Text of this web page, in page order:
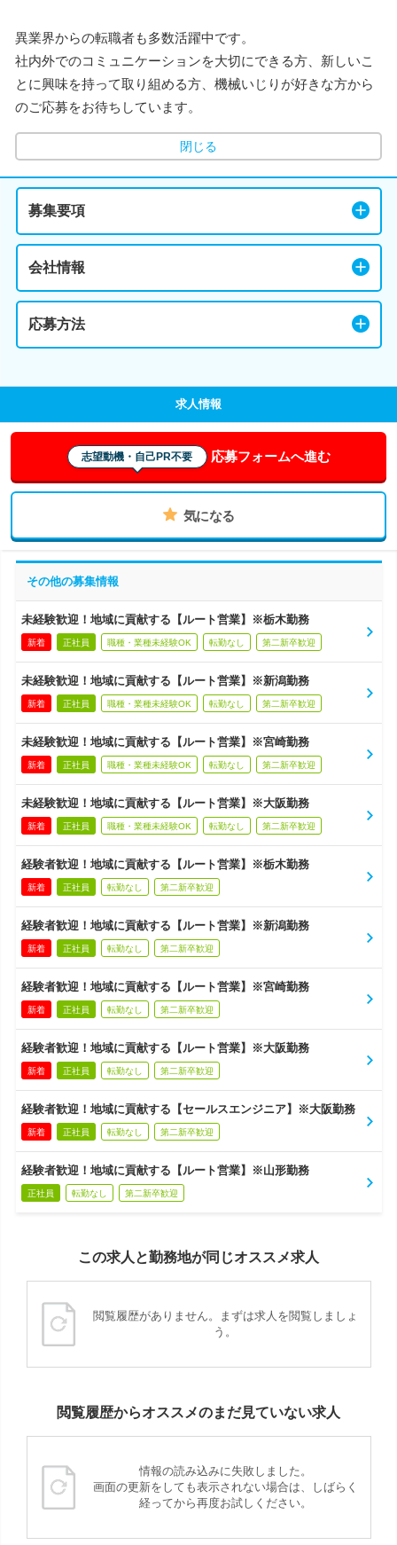
異業界からの転職者も多数活躍中です。
社内外でのコミュニケーションを大切にできる方、新しいこ
とに興味を持って取り組める方、機械いじりが好きな方から
のご応募をお待ちしています。
閉じる
募集要項
会社情報
応募方法
求人情報
志望動機・自己PR不要 応募フォームへ進む
気になる
その他の募集情報
未経験歓迎！地域に貢献する【ルート営業】※栃木勤務
新着 正社員 職種・業種未経験OK 転勤なし 第二新卒歓迎
未経験歓迎！地域に貢献する【ルート営業】※新潟勤務
新着 正社員 職種・業種未経験OK 転勤なし 第二新卒歓迎
未経験歓迎！地域に貢献する【ルート営業】※宮崎勤務
新着 正社員 職種・業種未経験OK 転勤なし 第二新卒歓迎
未経験歓迎！地域に貢献する【ルート営業】※大阪勤務
新着 正社員 職種・業種未経験OK 転勤なし 第二新卒歓迎
経験者歓迎！地域に貢献する【ルート営業】※栃木勤務
新着 正社員 転勤なし 第二新卒歓迎
経験者歓迎！地域に貢献する【ルート営業】※新潟勤務
新着 正社員 転勤なし 第二新卒歓迎
経験者歓迎！地域に貢献する【ルート営業】※宮崎勤務
新着 正社員 転勤なし 第二新卒歓迎
経験者歓迎！地域に貢献する【ルート営業】※大阪勤務
新着 正社員 転勤なし 第二新卒歓迎
経験者歓迎！地域に貢献する【セールスエンジニア】※大阪勤務
新着 正社員 転勤なし 第二新卒歓迎
経験者歓迎！地域に貢献する【ルート営業】※山形勤務
正社員 転勤なし 第二新卒歓迎
この求人と勤務地が同じオススメ求人
閲覧履歴がありません。まずは求人を閲覧しましょ
う。
閲覧履歴からオススメのまだ見ていない求人
情報の読み込みに失敗しました。
画面の更新をしても表示されない場合は、しばらく
経ってから再度お試しください。